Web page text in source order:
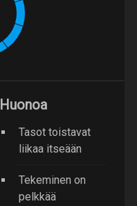
Huonoa
Tasot toistavat
liikaa itseään
Tekeminen on
pelkkää